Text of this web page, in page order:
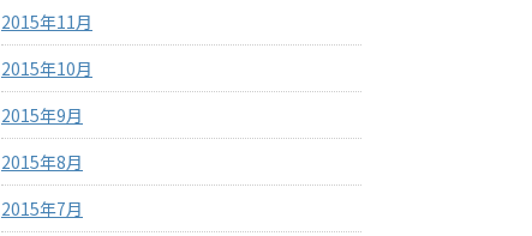
2015年11月
2015年10月
2015年9月
2015年8月
2015年7月